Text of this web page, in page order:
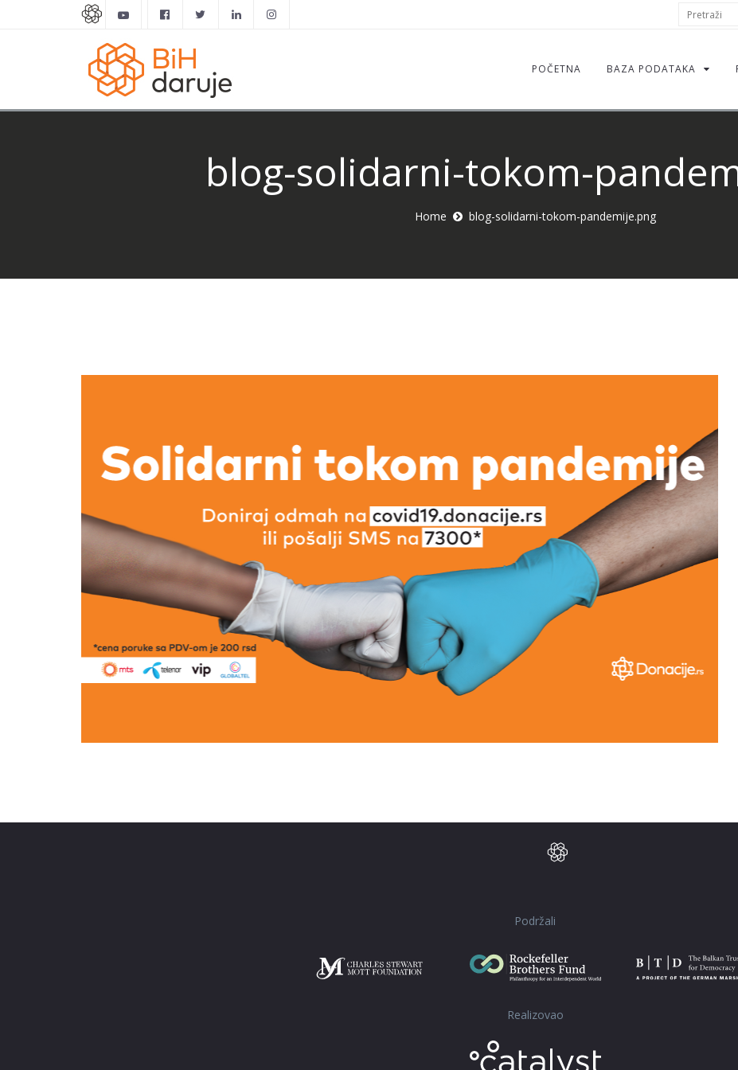
POČETNA BAZA PODATAKA
blog-solidarni-tokom-
Home blog-solidarni-tokom-pandemije.png
Podržali
Realizovao